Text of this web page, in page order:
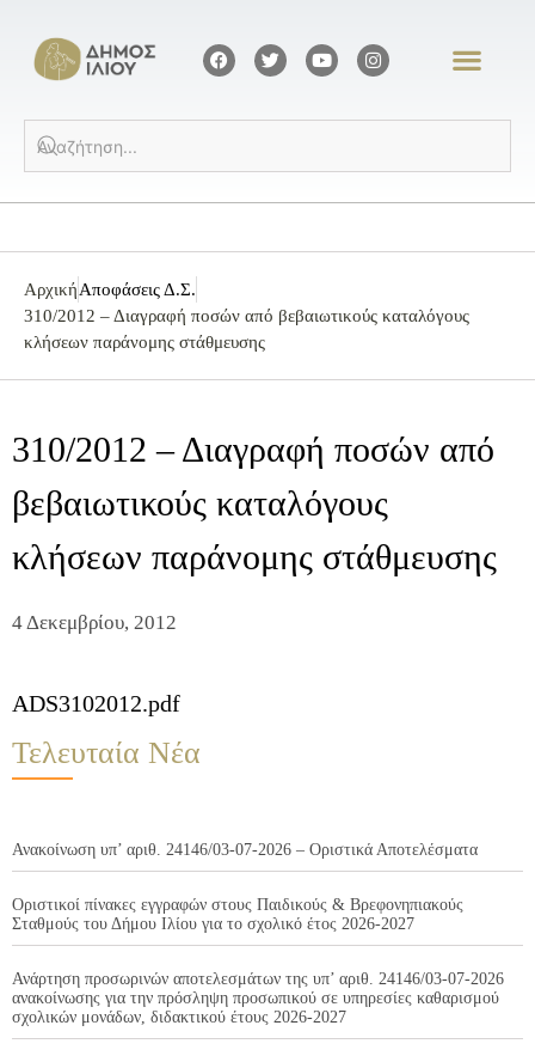
ΑρχικήΑποφάσεις Δ.Σ.
310/2012 – Διαγραφή ποσών από βεβαιωτικούς καταλόγους
κλήσεων παράνομης στάθμευσης
310/2012 – Διαγραφή ποσών από
βεβαιωτικούς καταλόγους
κλήσεων παράνομης στάθμευσης
4 Δεκεμβρίου, 2012
ADS3102012.pdf
Τελευταία Νέα
Ανακοίνωση υπ’ αριθ. 24146/03-07-2026 – Οριστικά Αποτελέσματα
Οριστικοί πίνακες εγγραφών στους Παιδικούς & Βρεφονηπιακούς
Σταθμούς του Δήμου Ιλίου για το σχολικό έτος 2026-2027
Ανάρτηση προσωρινών αποτελεσμάτων της υπ’ αριθ. 24146/03-07-2026
ανακοίνωσης για την πρόσληψη προσωπικού σε υπηρεσίες καθαρισμού
σχολικών μονάδων, διδακτικού έτους 2026-2027